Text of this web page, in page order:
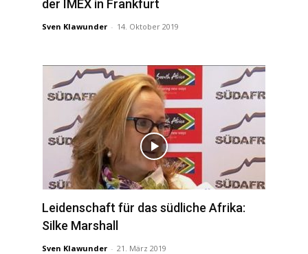
der IMEX in Frankfurt
Sven Klawunder - 14. Oktober 2019
Leidenschaft für das südliche Afrika:
Silke Marshall
Sven Klawunder - 21. März 2019